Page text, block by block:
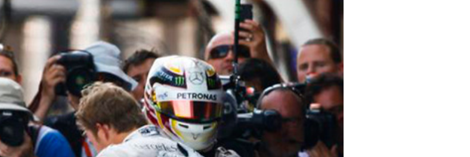
MOTORSPORT ACADEMY
VOLUNTARIOS
EXPOSICIÓN FOTOGRÁFICA
CAMPEONATO
PATROCINADORES
LEGALES TICKETMASTER